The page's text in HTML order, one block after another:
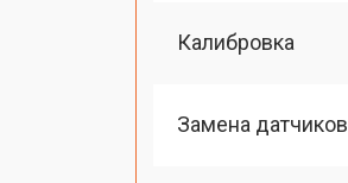
Калибровка
Замена датчиков